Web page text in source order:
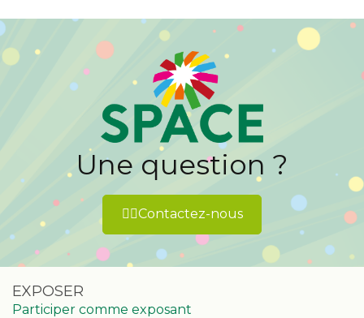
Une question ?
👉🏻Contactez-nous
EXPOSER
Participer comme exposant